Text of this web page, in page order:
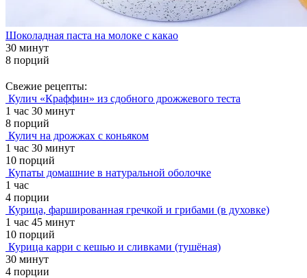
Шоколадная паста на молоке с какао
30 минут
8 порций
Свежие рецепты:
Кулич «Краффин» из сдобного дрожжевого теста
1 час 30 минут
8 порций
Кулич на дрожжах с коньяком
1 час 30 минут
10 порций
Купаты домашние в натуральной оболочке
1 час
4 порции
Курица, фаршированная гречкой и грибами (в духовке)
1 час 45 минут
10 порций
Курица карри с кешью и сливками (тушёная)
30 минут
4 порции